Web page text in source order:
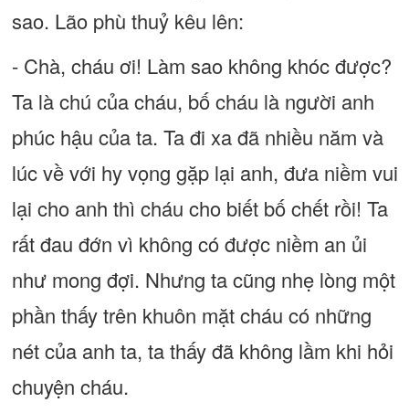
sao. Lão phù thuỷ kêu lên:
- Chà, cháu ơi! Làm sao không khóc được?
Ta là chú của cháu, bố cháu là người anh
phúc hậu của ta. Ta đi xa đã nhiều năm và
lúc về với hy vọng gặp lại anh, đưa niềm vui
lại cho anh thì cháu cho biết bố chết rồi! Ta
rất đau đớn vì không có được niềm an ủi
như mong đợi. Nhưng ta cũng nhẹ lòng một
phần thấy trên khuôn mặt cháu có những
nét của anh ta, ta thấy đã không lầm khi hỏi
chuyện cháu.